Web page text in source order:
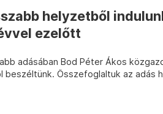
helyzetből
ezelőtt
adásában Bod Péter Ákos
beszéltünk. Összefoglaltuk az adás